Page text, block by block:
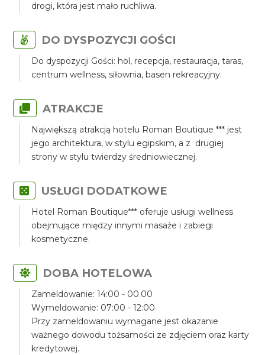
drogi, która jest mało ruchliwa.
DO DYSPOZYCJI GOŚCI
Do dyspozycji Gości: hol, recepcja, restauracja, taras,
centrum wellness, siłownia, basen rekreacyjny.
ATRAKCJE
Największą atrakcją hotelu Roman Boutique *** jest
jego architektura, w stylu egipskim, a z drugiej
strony w stylu twierdzy średniowiecznej.
USŁUGI DODATKOWE
Hotel Roman Boutique*** oferuje usługi wellness
obejmujące między innymi masaże i zabiegi
kosmetyczne.
DOBA HOTELOWA
Zameldowanie: 14:00 - 00.00
Wymeldowanie: 07:00 - 12:00
Przy zameldowaniu wymagane jest okazanie
ważnego dowodu tożsamości ze zdjęciem oraz karty
kredytowej.